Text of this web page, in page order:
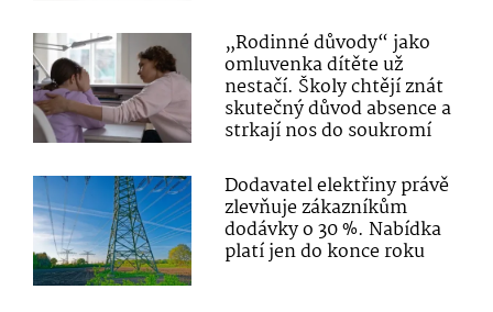
„Rodinné důvody“ jako
omluvenka dítěte už
nestačí. Školy chtějí znát
skutečný důvod absence a
strkají nos do soukromí
Dodavatel elektřiny právě
zlevňuje zákazníkům
dodávky o 30 %. Nabídka
platí jen do konce roku